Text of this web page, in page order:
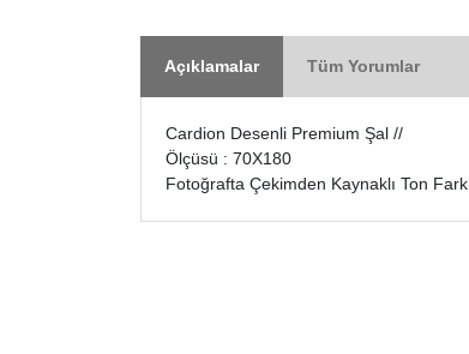
Açıklamalar Tüm Yorumlar
Cardion Desenli Premium Şal //
Ölçüsü : 70X180
Fotoğrafta Çekimden Kaynaklı Ton